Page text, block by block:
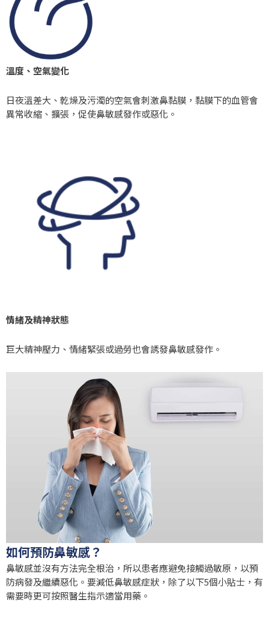
溫度、空氣變化
日夜溫差大、乾燥及污濁的空氣會刺激鼻黏膜，黏膜下的血管會
異常收縮、擴張，促使鼻敏感發作或惡化。
情緒及精神狀態
巨大精神壓力、情緒緊張或過勞也會誘發鼻敏感發作。
如何預防鼻敏感？
鼻敏感並沒有方法完全根治，所以患者應避免接觸過敏原，以預
防病發及繼續惡化。要減低鼻敏感症狀，除了以下5個小貼士，有
需要時更可按照醫生指示適當用藥。